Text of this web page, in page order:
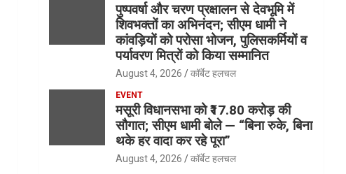
पुष्पवर्षा और चरण प्रक्षालन से देवभूमि में
शिवभक्तों का अभिनंदन; सीएम धामी ने
कांवड़ियों को परोसा भोजन, पुलिसकर्मियों व
पर्यावरण मित्रों को किया सम्मानित
August 4, 2026 कॉर्बेट हलचल
EVENT
मसूरी विधानसभा को ₹17.80 करोड़ की
सौगात; सीएम धामी बोले — “बिना रुके, बिना
थके हर वादा कर रहे पूरा”
August 4, 2026 कॉर्बेट हलचल